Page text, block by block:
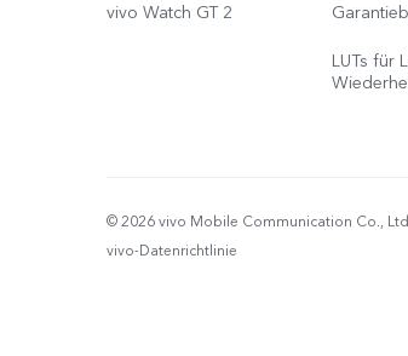
vivo Watch GT 2
LUTs für
© 2026 vivo Mobile Communication Co.,
vivo-Datenrichtlinie